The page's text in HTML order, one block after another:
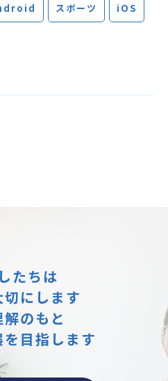
スポーツ iOS
たちは
にします
のもと
目指します